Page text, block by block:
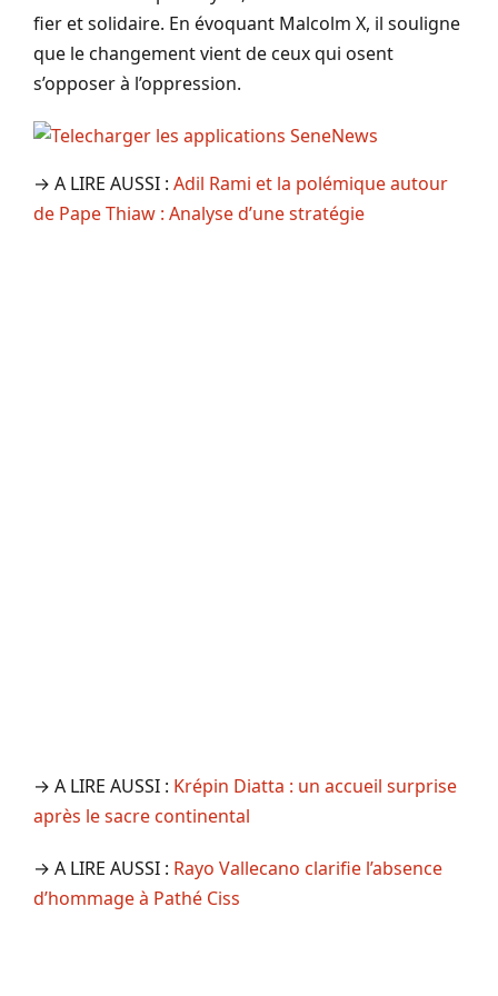
fier et solidaire. En évoquant Malcolm X, il souligne
que le changement vient de ceux qui osent
s’opposer à l’oppression.
→ A LIRE AUSSI : Adil Rami et la polémique autour
de Pape Thiaw : Analyse d’une stratégie
→ A LIRE AUSSI : Krépin Diatta : un accueil surprise
après le sacre continental
→ A LIRE AUSSI : Rayo Vallecano clarifie l’absence
d’hommage à Pathé Ciss